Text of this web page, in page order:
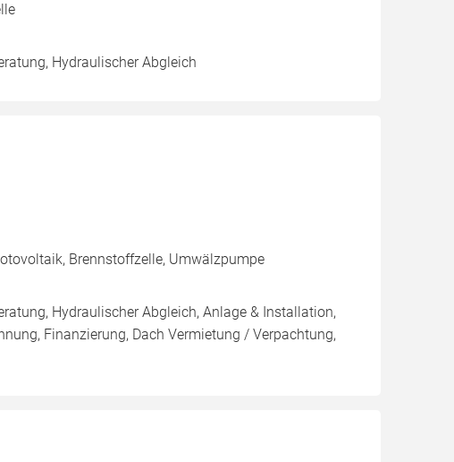
Hydraulischer Abgleich
Brennstoffzelle, Umwälzpumpe
Hydraulischer Abgleich, Anlage & Installation,
Finanzierung, Dach Vermietung / Verpachtung,